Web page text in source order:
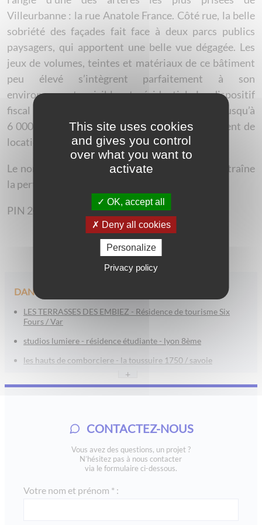
Villeurbanne : la rue Anatole France. Côté rue, la belle
sobriété des façades fait face à deux parcs publics
paysagers, qui apportent une belle vue dégagée. Les
jeux de volumes, teintes et matériaux de ce bâtiment
peu élevé s’intègrent parfaitement à son
environnement paisible et résidentiel. Le dispositif
fiscal Pinel vous permet de réduire vos impôts jusqu’à
6 000 € , en fonction de votre durée d’engagement de
location.
Le non-respect des engagements de location entraîne
la perte du bénéfice des incitations fiscales.
PIN 2016-02-17
DANS LA MÊME CATÉGORIE
LES TERRASSES DES EMBIEZ - Résidence de tourisme Six
Fours / Var
studios lumiere - résidence étudiante - lyon 8ème
les hauts de comborciere - la toussuire 1750 / savoie
residence lozari, vvf belambra, en corse : lmp / lmnp
via rebatel - lyon monplaisir
+
CONTACTEZ-NOUS
Vous avez des questions, un projet ?
N’hésitez pas à nous contacter
via le formulaire ci-dessous.
Votre nom et prénom * :
This site uses cookies
and gives you control
over what you want to
activate
OK, accept all
Deny all cookies
Personalize
Privacy policy